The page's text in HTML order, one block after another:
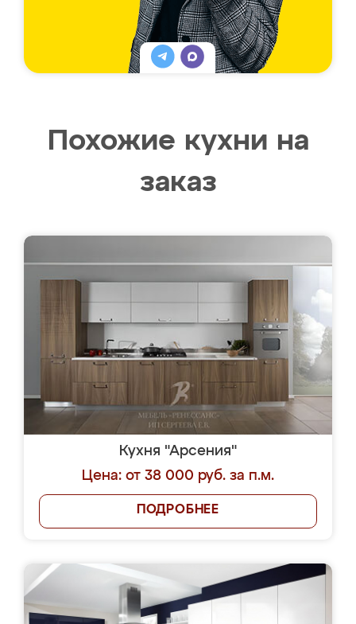
Похожие кухни на
заказ
Кухня "Арсения"
Цена: от 38 000 руб. за п.м.
ПОДРОБНЕЕ